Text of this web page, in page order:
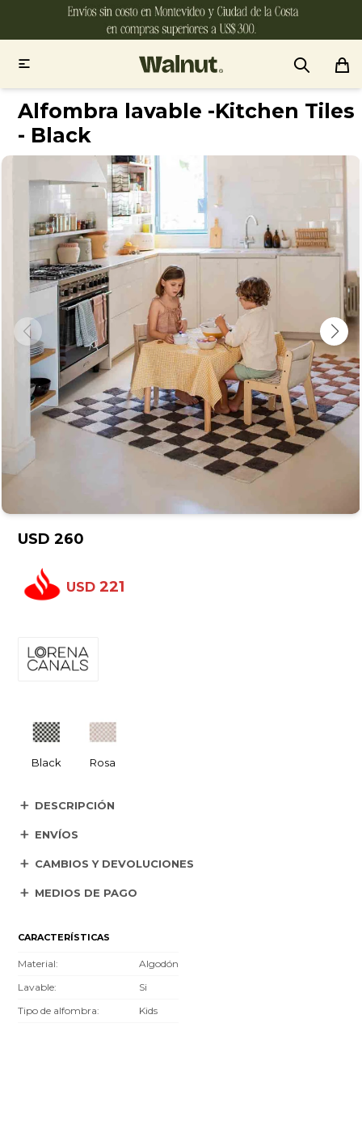

Alfombra lavable -Kitchen Tiles
- Black
USD 260
USD 221
Black Rosa
DESCRIPCIÓN
ENVÍOS
CAMBIOS Y DEVOLUCIONES
MEDIOS DE PAGO
CARACTERÍSTICAS
Material
Algodón
Lavable
Si
Tipo de alfombra
Kids